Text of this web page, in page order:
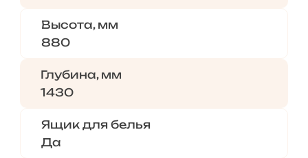
Высота, мм
880
Глубина, мм
1430
Ящик для белья
Да